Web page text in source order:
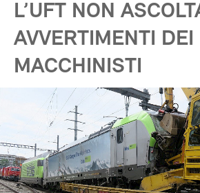
L’UFT NON
AVVERTIMENTI DEI
MACCHINISTI